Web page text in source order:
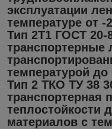
эксплуатации
температуре от -
Тип 2Т1 ГОСТ 20-
транспортерные
температурой до
Тип 2 ТКО ТУ 38
транспортерная
теплостойкости
материалов с